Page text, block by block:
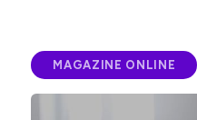
MAGAZINE ONLINE